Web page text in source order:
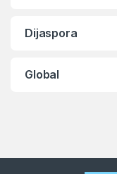
Dijaspora
Global